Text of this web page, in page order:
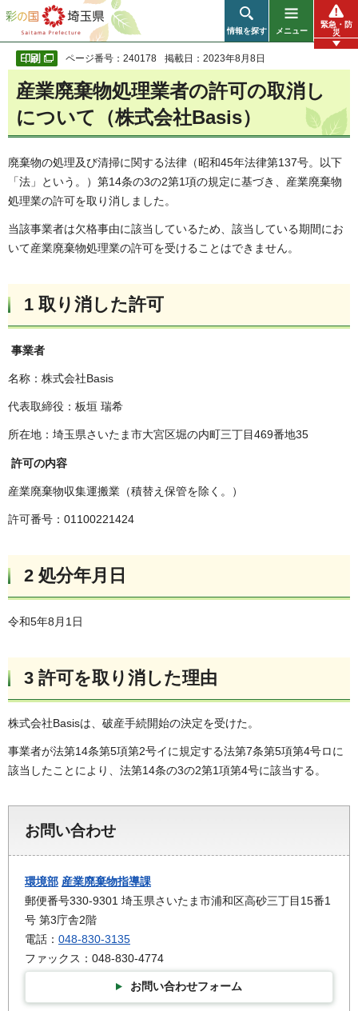
彩の国 埼玉県
情報を探す メニュー
緊急・防
災
ページ番号：240178 掲載日：2023年8月8日
産業廃棄物処理業者の許可の取消し
について（株式会社Basis）
廃棄物の処理及び清掃に関する法律（昭和45年法律第137号。以下
「法」という。）第14条の3の2第1項の規定に基づき、産業廃棄物
処理業の許可を取り消しました。
当該事業者は欠格事由に該当しているため、該当している期間にお
いて産業廃棄物処理業の許可を受けることはできません。
1 取り消した許可
事業者
名称：株式会社Basis
代表取締役：板垣 瑞希
所在地：埼玉県さいたま市大宮区堀の内町三丁目469番地35
許可の内容
産業廃棄物収集運搬業（積替え保管を除く。）
許可番号：01100221424
2 処分年月日
令和5年8月1日
3 許可を取り消した理由
株式会社Basisは、破産手続開始の決定を受けた。
事業者が法第14条第5項第2号イに規定する法第7条第5項第4号ロに
該当したことにより、法第14条の3の2第1項第4号に該当する。
お問い合わせ
環境部 産業廃棄物指導課
郵便番号330-9301 埼玉県さいたま市浦和区高砂三丁目15番1
号 第3庁舎2階
電話： 048-830-3135
ファックス：048-830-4774
お問い合わせフォーム